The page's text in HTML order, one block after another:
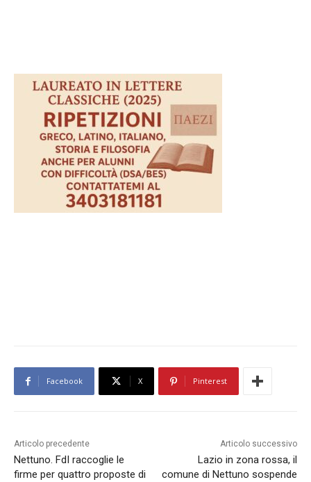
Facebook X Pinterest
Articolo precedente
Nettuno. FdI raccoglie le
firme per quattro proposte di
Articolo successivo
Lazio in zona rossa, il
comune di Nettuno sospende